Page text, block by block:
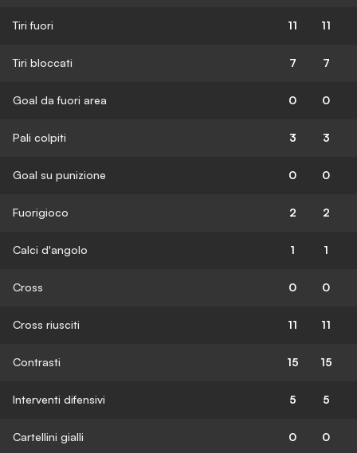
Tiri fuori 11 11
Tiri bloccati 7 7
Goal da fuori area 0 0
Pali colpiti 3 3
Goal su punizione 0 0
Fuorigioco 2 2
Calci d'angolo 1 1
Cross 0 0
Cross riusciti 11 11
Contrasti 15 15
Interventi difensivi 5 5
Cartellini gialli 0 0